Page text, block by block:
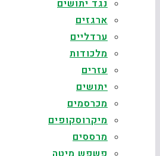
נגד יתושים
ארגזים
ערדליים
מלכודות
עזרים
יתושים
מכרסמים
מיקרוסקופים
מרססים